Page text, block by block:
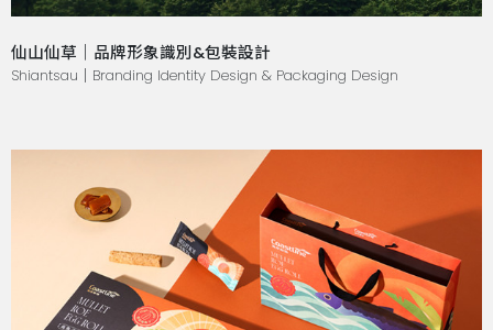
仙山仙草｜品牌形象識別&包裝設計
Shiantsau｜Branding Identity Design & Packaging Design